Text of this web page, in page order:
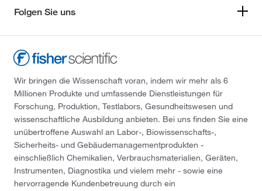
Folgen Sie uns
Wir bringen die Wissenschaft voran, indem wir mehr als 6
Millionen Produkte und umfassende Dienstleistungen für
Forschung, Produktion, Testlabors, Gesundheitswesen und
wissenschaftliche Ausbildung anbieten. Bei uns finden Sie eine
unübertroffene Auswahl an Labor-, Biowissenschafts-,
Sicherheits- und Gebäudemanagementprodukten -
einschließlich Chemikalien, Verbrauchsmaterialien, Geräten,
Instrumenten, Diagnostika und vielem mehr - sowie eine
hervorragende Kundenbetreuung durch ein